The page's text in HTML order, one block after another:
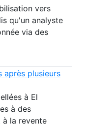
vers
qu'un analyste
via des
après plusieurs
à El
à des
la revente